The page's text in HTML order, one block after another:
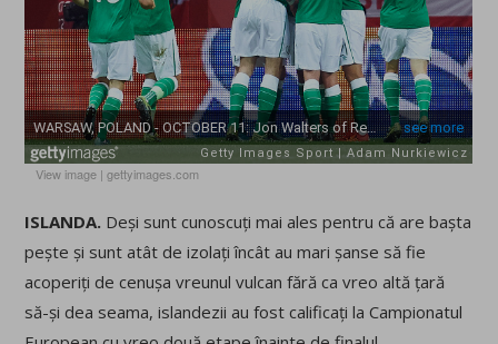
View image |gettyimages.com
ISLANDA. Deși sunt cunoscuți mai ales pentru că are bașta
pește și sunt atât de izolați încât au mari șanse să fie
acoperiți de cenușa vreunul vulcan fără ca vreo altă țară
să-și dea seama, islandezii au fost calificați la Campionatul